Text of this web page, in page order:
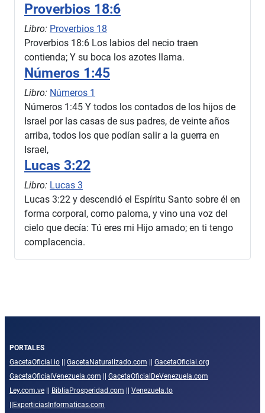
Proverbios 18:6
Libro: Proverbios 18
Proverbios 18:6 Los labios del necio traen
contienda; Y su boca los azotes llama.
Números 1:45
Libro: Números 1
Números 1:45 Y todos los contados de los hijos de
Israel por las casas de sus padres, de veinte años
arriba, todos los que podían salir a la guerra en
Israel,
Lucas 3:22
Libro: Lucas 3
Lucas 3:22 y descendió el Espíritu Santo sobre él en
forma corporal, como paloma, y vino una voz del
cielo que decía: Tú eres mi Hijo amado; en ti tengo
complacencia.
PORTALES
GacetaOficial.io
GacetaNaturalizado.com
GacetaOficial.org
GacetaOficialVenezuela.com
GacetaOficialDeVenezuela.com
Ley.com.ve
BibliaProsperidad.com
Venezuela.to
ExperticiasInformaticas.com